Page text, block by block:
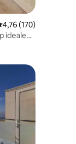
4,76 (170)
ideale